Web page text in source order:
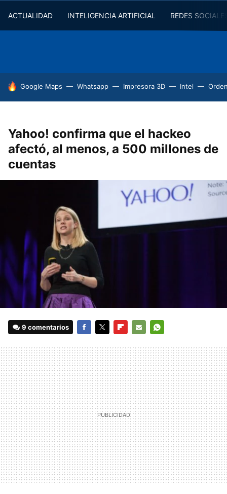
ACTUALIDAD INTELIGENCIA ARTIFICIAL REDES
HOY SE HABLA DE
Google Maps Whatsapp Impresora 3D Intel
Yahoo! confirma que el hackeo
afectó, al menos, a 500 millones de
cuentas
9 comentarios
MAIL